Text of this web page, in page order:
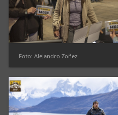
Foto: Alejandro Zoñez